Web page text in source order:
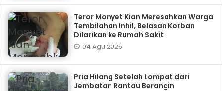
Teror Monyet Kian Meresahkan Warga
Tembilahan Inhil, Belasan Korban
Dilarikan ke Rumah Sakit
04 Agu 2026
Pria Hilang Setelah Lompat dari
Jembatan Rantau Berangin